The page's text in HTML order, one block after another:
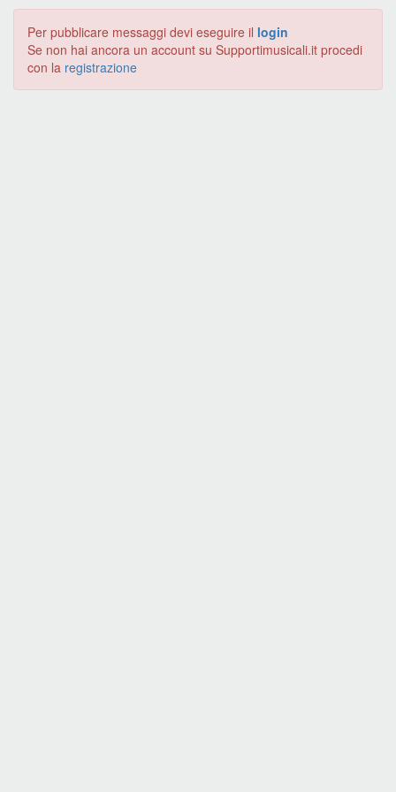
Per pubblicare messaggi devi eseguire il login
Se non hai ancora un account su Supportimusicali.it procedi
con la registrazione